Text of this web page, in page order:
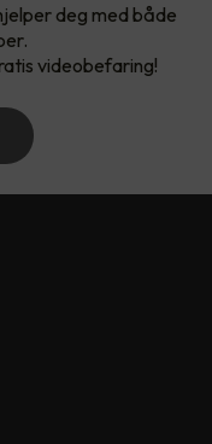
deg med både
videobefaring!